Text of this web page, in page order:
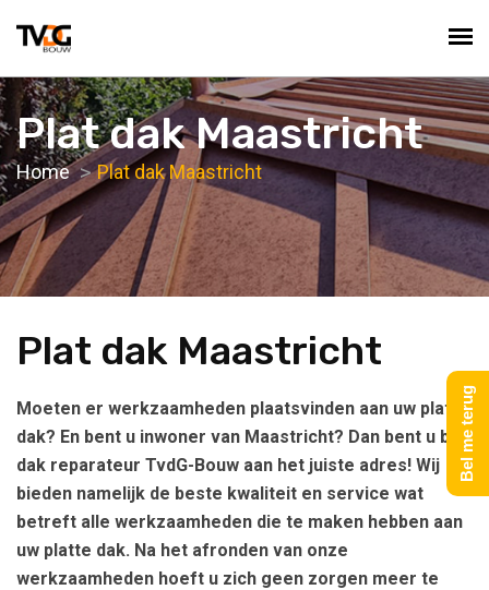
Plat dak Maastricht
Home Plat dak Maastricht
Plat dak Maastricht
Moeten er werkzaamheden plaatsvinden aan uw platte
dak? En bent u inwoner van Maastricht? Dan bent u bij
dak reparateur TvdG-Bouw aan het juiste adres! Wij
bieden namelijk de beste kwaliteit en service wat
betreft alle werkzaamheden die te maken hebben aan
uw platte dak. Na het afronden van onze
werkzaamheden hoeft u zich geen zorgen meer te
Bel me terug